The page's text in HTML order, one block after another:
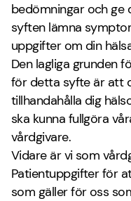
bedömningar och ge
syften lämna
uppgifter om din
Den lagliga grunden
för detta syfte är att
tillhandahålla dig
ska kunna fullgöra
vårdgivare.
Vidare är vi som
Patientuppgifter för
som gäller för oss